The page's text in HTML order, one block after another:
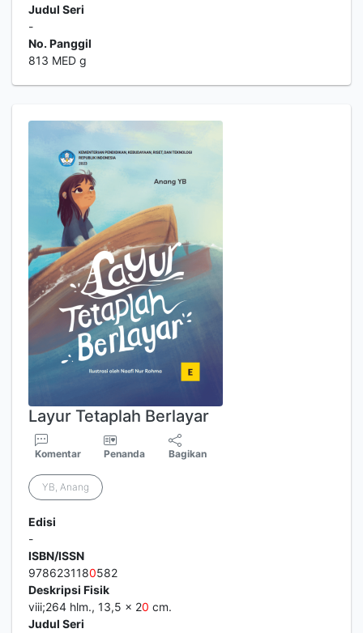
Judul Seri
-
No. Panggil
813 MED g
Layur Tetaplah Berlayar
Komentar Penanda Bagikan
YB, Anang
Edisi
-
ISBN/ISSN
9786231180582
Deskripsi Fisik
viii;264 hlm., 13,5 x 20 cm.
Judul Seri